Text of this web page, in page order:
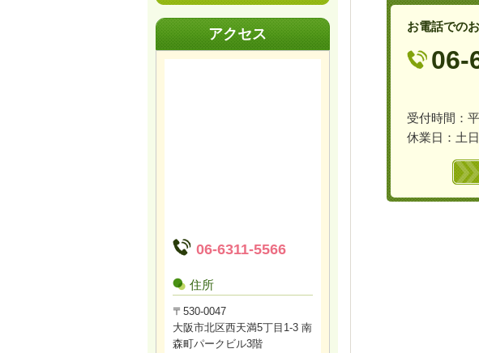
お電話での
06-
司法書
受付時間：
休業日：土
アクセス
06-6311-5566
住所
〒530-0047
大阪市北区西天満5丁目1-3 南
森町パークビル3階